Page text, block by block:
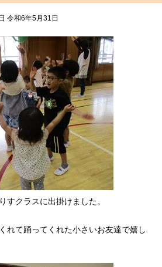
令和6年5月31日
すクラスに出掛けました。
れて踊ってくれた小さいお友達で嬉し